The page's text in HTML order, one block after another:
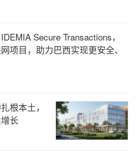
Secure Transactions，
项目，助力巴西实现更安全、
根本土，
长